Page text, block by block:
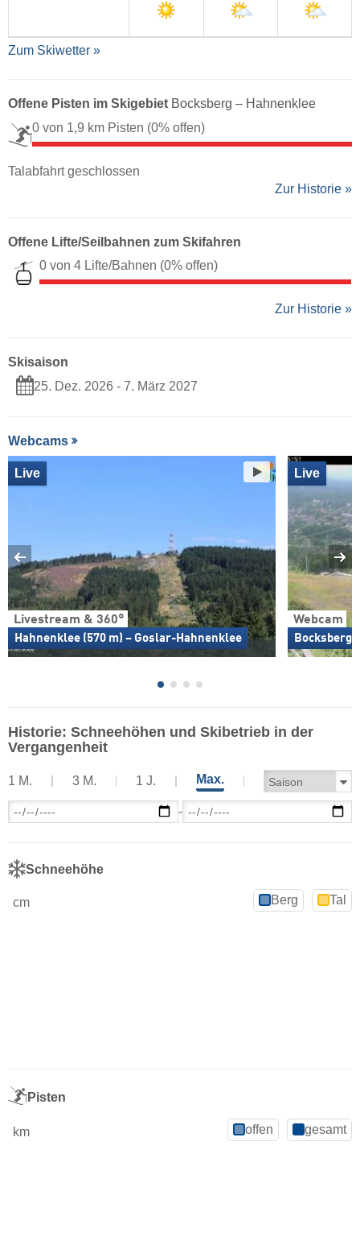
Zum Skiwetter »
Offene Pisten im Skigebiet Bocksberg – Hahnenklee
0 von 1,9 km Pisten (0% offen)
Talabfahrt geschlossen
Zur Historie »
Offene Lifte/Seilbahnen zum Skifahren
0 von 4 Lifte/Bahnen (0% offen)
Zur Historie »
Skisaison
25. Dez. 2026 - 7. März 2027
Webcams
Livestream & 360°
Hahnenklee (570 m) – Goslar-Hahnenklee
Live
Webcam
Bocksberg
Live
Historie: Schneehöhen und Skibetrieb in der
Vergangenheit
1 M. 3 M. 1 J. Max.
-
Schneehöhe
cm Berg Tal
Pisten
km offen gesamt